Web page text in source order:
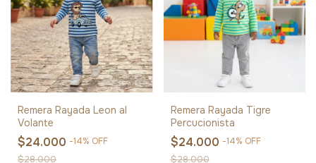
Remera Rayada Leon al
Volante
$24.000 -14% OFF
$28.000
Remera Rayada Tigre
Percucionista
$24.000 -14% OFF
$28.000